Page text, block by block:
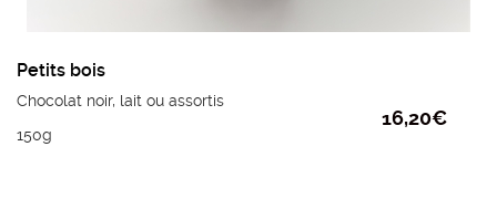
Petits bois
Chocolat noir, lait ou assortis
150g
16,20€